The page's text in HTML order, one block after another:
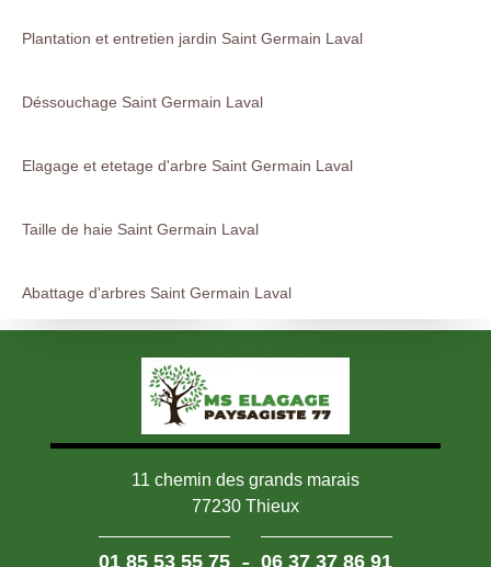
Plantation et entretien jardin Saint Germain Laval
Déssouchage Saint Germain Laval
Elagage et etetage d'arbre Saint Germain Laval
Taille de haie Saint Germain Laval
Abattage d'arbres Saint Germain Laval
11 chemin des grands marais
77230 Thieux
01 85 53 55 75 - 06 37 37 86 91